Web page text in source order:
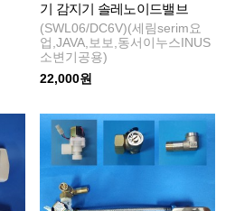
기 감지기 솔레노이드밸브
(SWL06/DC6V)(세림serim요
업,JAVA,보보,동서이누스INUS
소변기공용)
22,000원